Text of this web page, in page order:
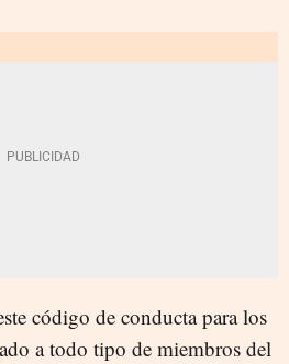
código de conducta para los
a todo tipo de miembros del